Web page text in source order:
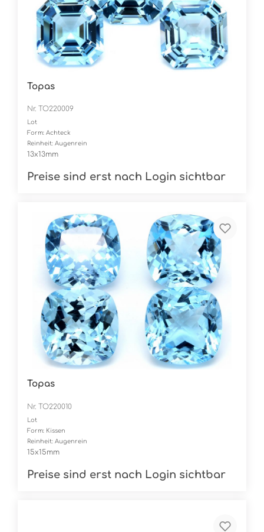
Topas
Nr. TO220009
Lot
Form: Achteck
Reinheit: Augenrein
13x13mm
Preise sind erst nach Login sichtbar
Topas
Nr. TO220010
Lot
Form: Kissen
Reinheit: Augenrein
15x15mm
Preise sind erst nach Login sichtbar